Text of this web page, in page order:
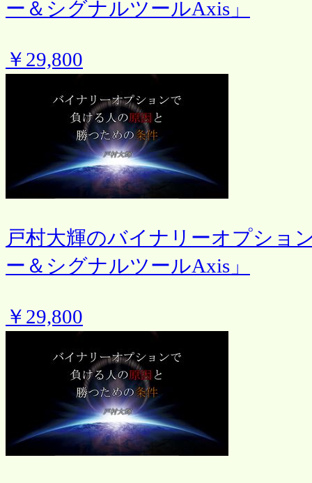
ー＆シグナルツールAxis」
￥29,800
戸村大輝のバイナリーオプショ
ー＆シグナルツールAxis」
￥29,800